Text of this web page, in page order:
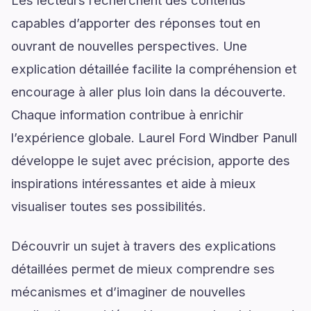
capables d’apporter des réponses tout en
ouvrant de nouvelles perspectives. Une
explication détaillée facilite la compréhension et
encourage à aller plus loin dans la découverte.
Chaque information contribue à enrichir
l’expérience globale. Laurel Ford Windber Panull
développe le sujet avec précision, apporte des
inspirations intéressantes et aide à mieux
visualiser toutes ses possibilités.
Découvrir un sujet à travers des explications
détaillées permet de mieux comprendre ses
mécanismes et d’imaginer de nouvelles